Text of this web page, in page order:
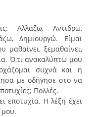
Αλλάζω, Αντιδρώ,
Δημιουργώ. Είμαι
μαθαίνει, ξεμαθαίνει,
Ό,τι ανακαλύπτω μου
συχνά και η
με οδήγησε στο να
Πολλές.
εποτυχία. Η λέξη έχει
μου.